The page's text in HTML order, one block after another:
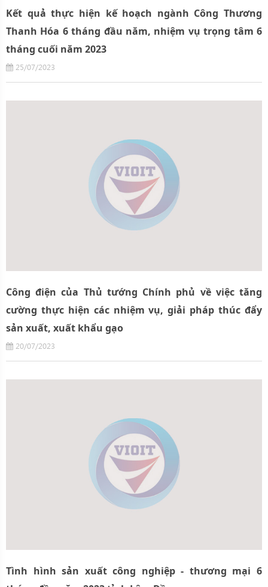
Kết quả thực hiện kế hoạch ngành Công Thương
Thanh Hóa 6 tháng đầu năm, nhiệm vụ trọng tâm 6
tháng cuối năm 2023
25/07/2023
Công điện của Thủ tướng Chính phủ về việc tăng
cường thực hiện các nhiệm vụ, giải pháp thúc đẩy
sản xuất, xuất khẩu gạo
20/07/2023
Tình hình sản xuất công nghiệp - thương mại 6